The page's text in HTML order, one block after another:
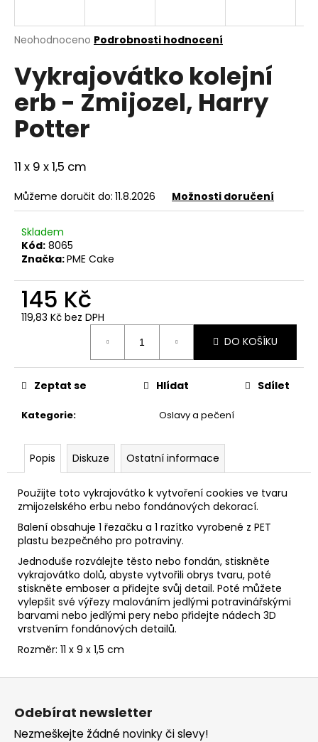
Průměrné
produktu
je
z
5
hvězdiček.
Neohodnoceno Podrobnosti hodnocení
Vykrajovátko kolejní
erb - Zmijozel, Harry
Potter
11 x 9 x 1,5 cm
Můžeme doručit do: 11.8.2026 Možnosti doručení
Skladem
Kód: 8065
Značka:PME Cake
145 Kč
119,83 Kč bez DPH
DO KOŠÍKU
Kategorie: Oslavy a pečení
Zeptat se Hlídat Sdílet
Popis Diskuze Ostatní informace
Použijte toto vykrajovátko k vytvoření cookies ve tvaru
zmijozelského erbu nebo fondánových dekorací.
Balení obsahuje 1 řezačku a 1 razítko vyrobené z PET
plastu bezpečného pro potraviny.
Jednoduše rozválejte těsto nebo fondán, stiskněte
vykrajovátko dolů, abyste vytvořili obrys tvaru, poté
stiskněte emboser a přidejte svůj detail. Poté můžete
vylepšit své výřezy malováním jedlými potravinářskými
barvami nebo jedlými pery nebo přidejte nádech 3D
vrstvením fondánových detailů.
Rozměr: 11 x 9 x 1,5 cm
j
t
?
D
o
p
č
e
m
MANDRAGORA,
KŘIČÍCÍ
INTERAKTIVNÍ
PLYŠÁK,
HARRY
POTTER
849
Kč
Z
Odebírat newsletter
Nezmeškejte žádné novinky či slevy!